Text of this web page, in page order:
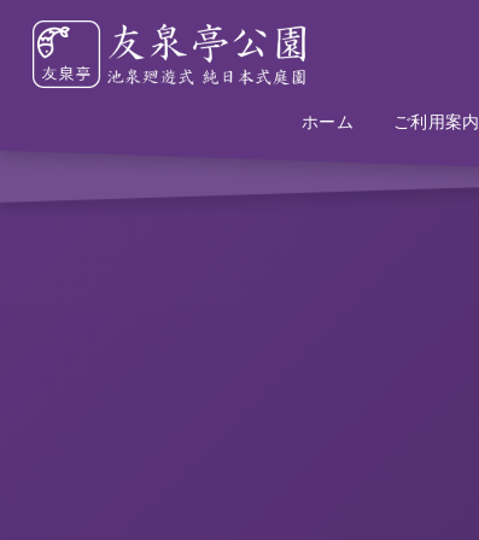
ホーム
Home ご利用案内
Information